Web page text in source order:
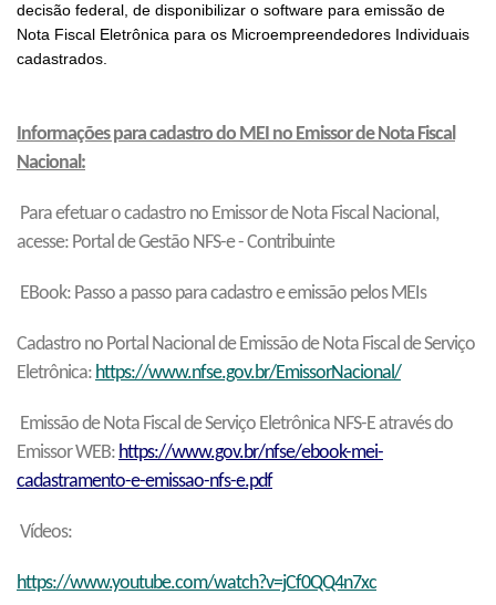
decisão federal, de disponibilizar o software para emissão de
Nota Fiscal Eletrônica para os Microempreendedores Individuais
cadastrados.
Informaçõespara cadastro do MEI no Emissor de Nota Fiscal
Nacional:
Para efetuar o cadastro no Emissor de Nota Fiscal Nacional,
acesse: Portal de Gestão NFS-e - Contribuinte
EBook: Passo a passo para cadastro e emissão pelos MEIs
Cadastro no Portal Nacional de Emissão de Nota Fiscal de Serviço
Eletrônica: https://www.nfse.gov.br/EmissorNacional/
Emissão de Nota Fiscal de Serviço Eletrônica NFS-E através do
Emissor WEB: https://www.gov.br/nfse/ebook-mei-
cadastramento-e-emissao-nfs-e.pdf
Vídeos:
https://www.youtube.com/watch?v=jCf0QQ4n7xc